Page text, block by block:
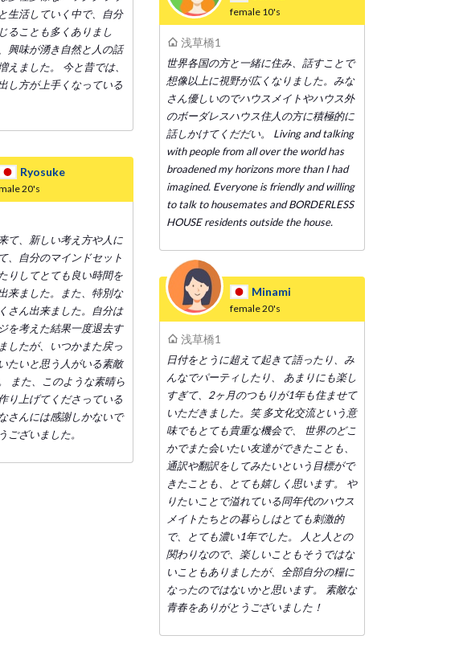
生活していく中で、自分
ることも多くありまし
興味が湧き自然と人の話
えました。 今と昔では、
し方が上手くなっている
female 10's
浅草橋1
世界各国の方と一緒に住み、話すことで
想像以上に視野が広くなりました。みな
さん優しいのでハウスメイトやハウス外
のボーダレスハウス住人の方に積極的に
話しかけてくだだい。 Living and talking
with people from all over the world has
broadened my horizons more than I had
imagined. Everyone is friendly and willing
to talk to housemates and BORDERLESS
HOUSE residents outside the house.
Ryosuke
20's
て、新しい考え方や人に
、自分のマインドセット
りしてとても良い時間を
来ました。また、特別な
さん出来ました。自分は
を考えた結果一度退去す
したが、いつかまた戻っ
たいと思う人がいる素敵
また、このような素晴ら
り上げてくださっている
さんには感謝しかないで
ございました。
Minami
female20's
浅草橋1
日付をとうに超えて起きて語ったり、み
んなでパーティしたり、 あまりにも楽し
すぎて、2ヶ月のつもりが1年も住ませて
いただきました。笑 多文化交流という意
味でもとても貴重な機会で、 世界のどこ
かでまた会いたい友達ができたことも、
通訳や翻訳をしてみたいという目標がで
きたことも、とても嬉しく思います。 や
りたいことで溢れている同年代のハウス
メイトたちとの暮らしはとても刺激的
で、とても濃い1年でした。 人と人との
関わりなので、楽しいこともそうではな
いこともありましたが、全部自分の糧に
なったのではないかと思います。 素敵な
青春をありがとうございました！